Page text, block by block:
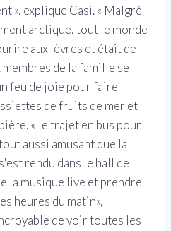
», explique Casi. « Malgré
arctique, tout le monde
aux lèvres et était de
de la famille se
feu de joie pour faire
de fruits de mer et
«Le trajet en bus pour
aussi amusant que la
rendu dans le hall de
la musique live et prendre
heures du matin»,
de voir toutes les